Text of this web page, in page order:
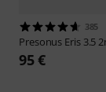
385
Presonus Eris 3.5
95 €